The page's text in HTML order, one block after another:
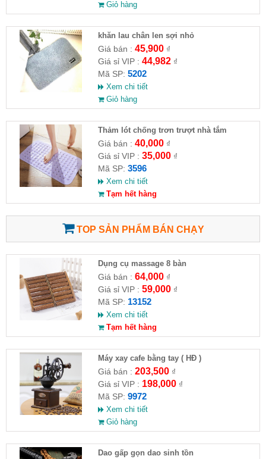
Giỏ hàng
khăn lau chân len sợi nhỏ
Giá bán : 45,900₫
Giá sỉ VIP : 44,982₫
Mã SP: 5202
Xem chi tiết
Giỏ hàng
Thảm lót chống trơn trượt nhà tắm
Giá bán : 40,000₫
Giá sỉ VIP : 35,000₫
Mã SP: 3596
Xem chi tiết
Tạm hết hàng
TOP SẢN PHẨM BÁN CHẠY
Dụng cụ massage 8 bàn
Giá bán : 64,000₫
Giá sỉ VIP : 59,000₫
Mã SP: 13152
Xem chi tiết
Tạm hết hàng
Máy xay cafe bằng tay ( HĐ )
Giá bán : 203,500₫
Giá sỉ VIP : 198,000₫
Mã SP: 9972
Xem chi tiết
Giỏ hàng
Dao gấp gọn dao sinh tồn